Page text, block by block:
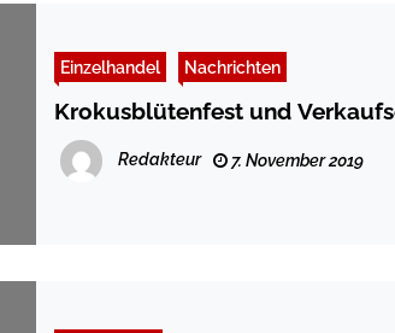
Einzelhandel Nachrichten
Krokusblütenfest und
Redakteur 7. November 2019